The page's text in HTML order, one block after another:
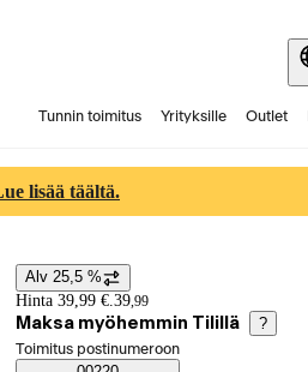
Tunnin toimitus Yrityksille Outlet
lisää täältä.
Hintatiedot
Alv 25,5 %
Hinta 39,99 €.39,99
Maksa myöhemmin Tilillä ?
Valitse tilaustapa
Toimitus postinumeroon